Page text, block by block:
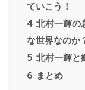
ていこう！
4 北村一輝の
な世界なのか
5 北村一輝と
6 まとめ